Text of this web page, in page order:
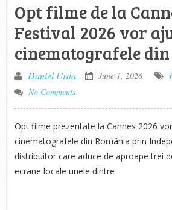
Opt filme de la
Festival 2026 vor
cinematografele
Daniel Urda June 1, 2026
No Comments
Opt filme prezentate la Cannes 2026
cinematografele din România prin
distribuitor care aduce de aproape trei
ecrane locale unele dintre